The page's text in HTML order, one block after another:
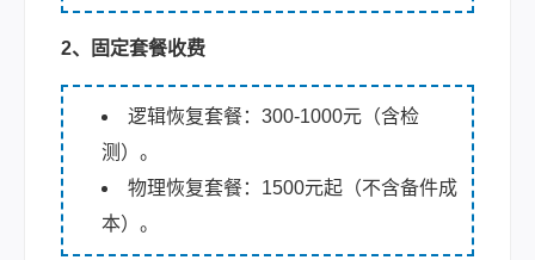
2、固定套餐收费
逻辑恢复套餐：300-1000元（含检
测）。
物理恢复套餐：1500元起（不含备件成
本）。